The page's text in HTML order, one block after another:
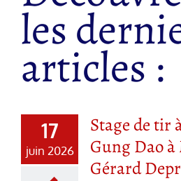
les
articles :
17
juin 2026
Stage de tir
Gung Dao
Gérard